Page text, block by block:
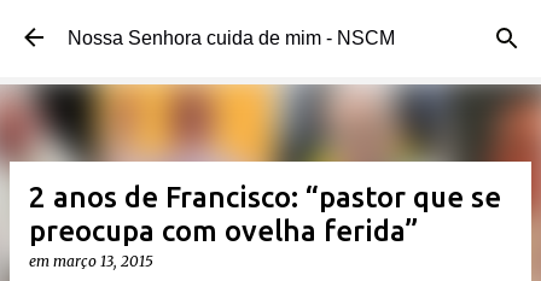
Pular para o conteúdo principal
Nossa Senhora cuida de mim - NSCM
2 anos de Francisco: “pastor que se
preocupa com ovelha ferida”
em março 13, 2015